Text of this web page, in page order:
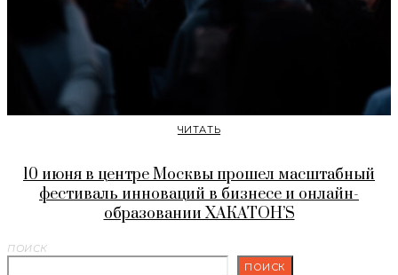
ЧИТАТЬ
10 июня в центре Москвы прошел масштабный
фестиваль инноваций в бизнесе и онлайн-
образовании ХАКАТОН’S
ПОИСК
ПОИСК